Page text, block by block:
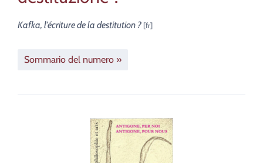
Kafka, l'écriture de la destitution ?
Sommario del numero